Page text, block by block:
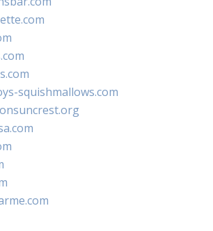
squishmallows.com